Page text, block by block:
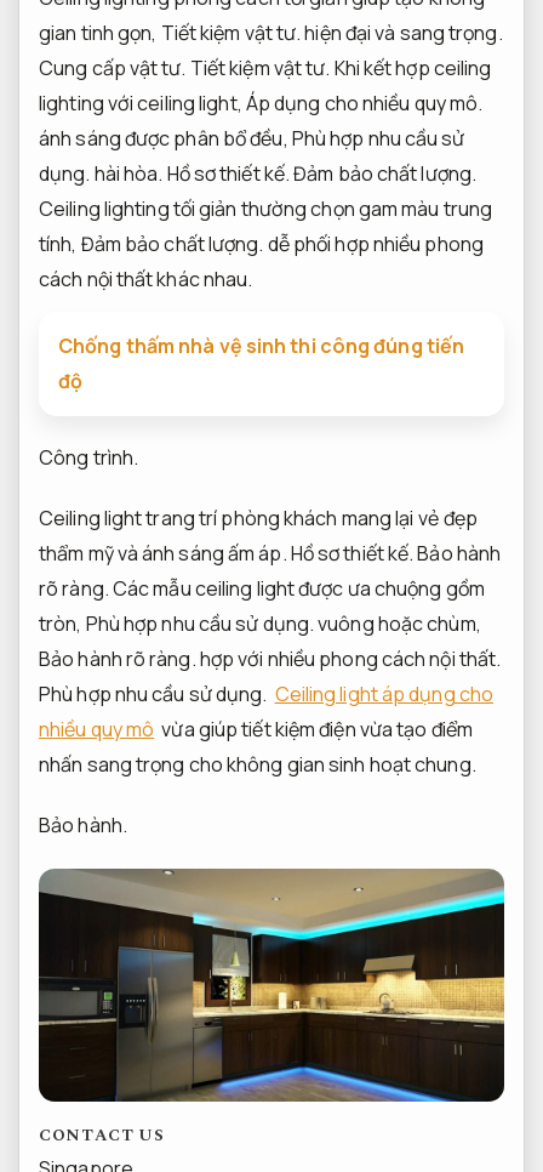
gian tinh gọn, Tiết kiệm vật tư.hiện đại và sang trọng.
Cung cấp vật tư. Tiết kiệm vật tư. Khi kết hợp ceiling
lighting với ceiling light, Áp dụng cho nhiều quy mô.
ánh sáng được phân bổ đều, Phù hợp nhu cầu sử
dụng. hài hòa. Hồ sơ thiết kế.Đảm bảo chất lượng.
Ceiling lighting tối giản thường chọn gam màu trung
tính, Đảm bảo chất lượng. dễ phối hợp nhiều phong
cách nội thất khác nhau.
Chống thấm nhà vệ sinh thi công đúng tiến
độ
Công trình.
Ceiling light trang trí phòng khách mang lại vẻ đẹp
thẩm mỹ và ánh sáng ấm áp.Hồ sơ thiết kế.Bảo hành
rõ ràng.Các mẫu ceiling light được ưa chuộng gồm
tròn, Phù hợp nhu cầu sử dụng.vuông hoặc chùm,
Bảo hành rõ ràng.hợp với nhiều phong cách nội thất.
Phù hợp nhu cầu sử dụng. Ceiling light áp dụng cho
nhiều quy mô vừa giúp tiết kiệm điện vừa tạo điểm
nhấn sang trọng cho không gian sinh hoạt chung.
Bảo hành.
CONTACT US